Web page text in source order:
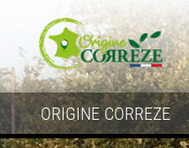
ORIGINE CORREZE